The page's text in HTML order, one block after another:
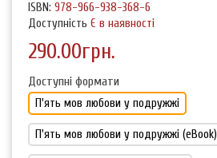
ISBN: 978-966-938-368-6
Доступність Є в наявності
290.00грн.
Доступні формати
П'ять мов любови у подружжі
П'ять мов любови у подружжі (eBook)